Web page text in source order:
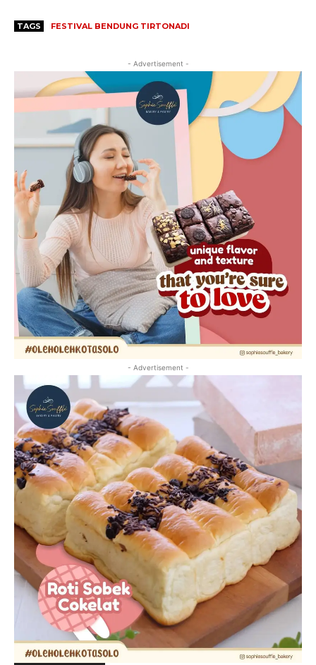
TAGS FESTIVAL BENDUNG TIRTONADI
- Advertisement -
- Advertisement -